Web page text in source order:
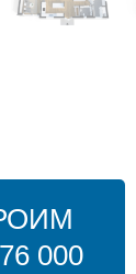
000